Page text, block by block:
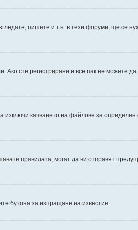
пишете и т.н. в тези форуми, ще се
Ако сте регистрирани и все пак не можете
качването на файлове за
правилата, могат да ви отправят
бутона за изпращане на известие.